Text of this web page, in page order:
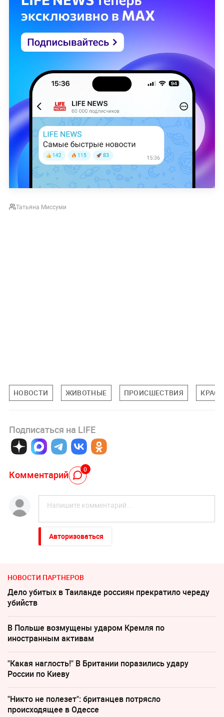
Татьяна Миссуми
НОВОСТИ ЖИВОТНЫЕ ПРОИСШЕСТВИЯ
Подписаться на LIFE
Комментарий 0
Авторизоваться
НОВОСТИ ПАРТНЕРОВ
Дело убитых в Таиланде россиян прекратило череду
убийств
В Польше возмущены ударом Кремля по
иностранным активам
"Какая наглость!" В Британии поразились удару
России по Киеву
"Никто не полезет": британцев потрясло
происходящее в Одессе